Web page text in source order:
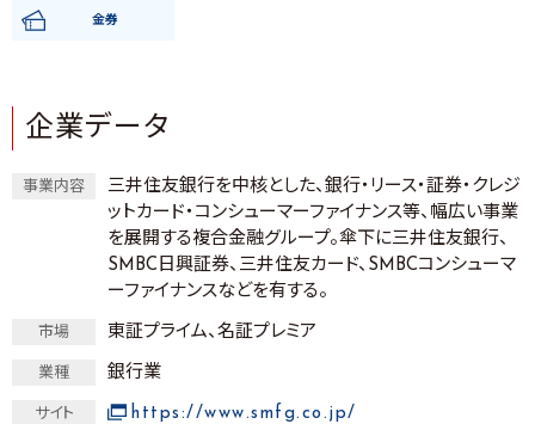
金券
企業データ
事業内容
三井住友銀行を中核とした、銀行・リース・証券・クレジ
ットカード・コンシューマーファイナンス等、幅広い事業
を展開する複合金融グループ。傘下に三井住友銀行、
SMBC日興証券、三井住友カード、SMBCコンシューマ
ーファイナンスなどを有する。
市場 東証プライム、名証プレミア
業種 銀行業
サイト https://www.smfg.co.jp/